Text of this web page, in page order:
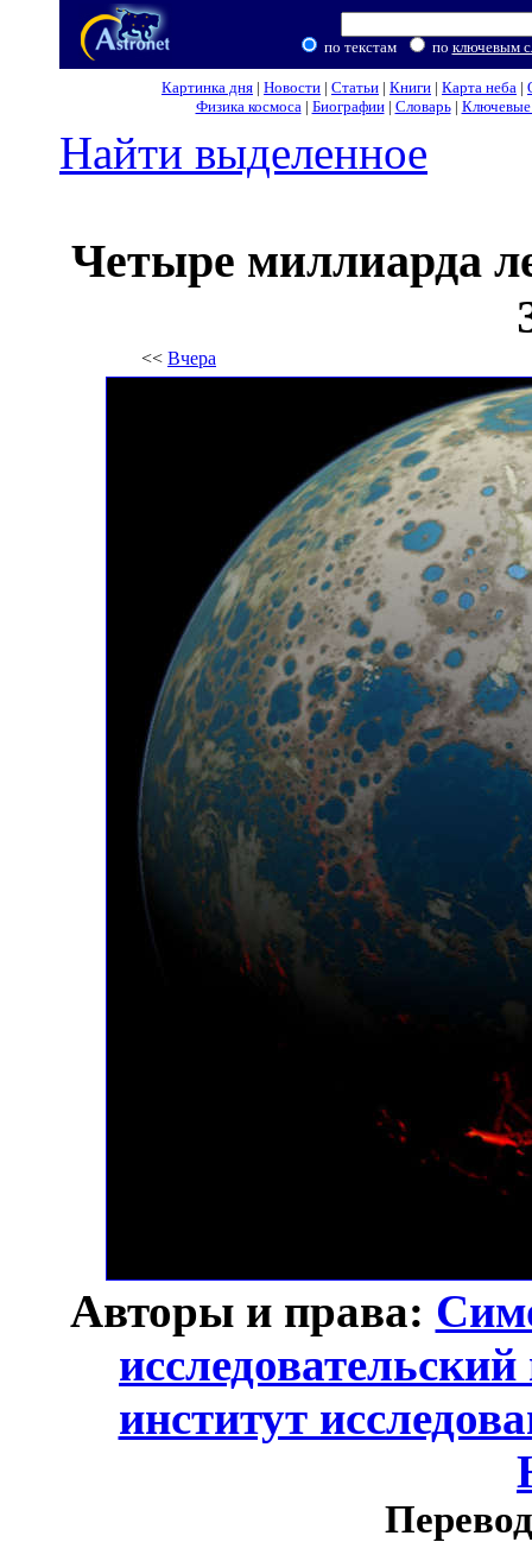
по текстам по ключевым
Картинка дня | Новости | Статьи | Книги | Карта неба |
Физика космоса| Биографии| Словарь| Ключевые
Найти выделенное
Четыре миллиарда
<< Вчера
Авторы и права:
институт